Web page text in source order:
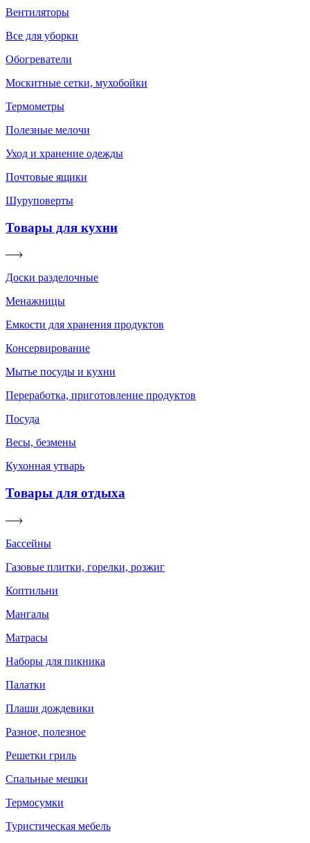
Вентиляторы
Все для уборки
Обогреватели
Москитные сетки, мухобойки
Термометры
Полезные мелочи
Уход и хранение одежды
Почтовые ящики
Шуруповерты
Товары для кухни
Доски разделочные
Менажницы
Емкости для хранения продуктов
Консервирование
Мытье посуды и кухни
Переработка, приготовление продуктов
Посуда
Весы, безмены
Кухонная утварь
Товары для отдыха
Бассейны
Газовые плитки, горелки, розжиг
Коптильни
Мангалы
Матрасы
Наборы для пикника
Палатки
Плащи дождевики
Разное, полезное
Решетки гриль
Спальные мешки
Термосумки
Туристическая мебель